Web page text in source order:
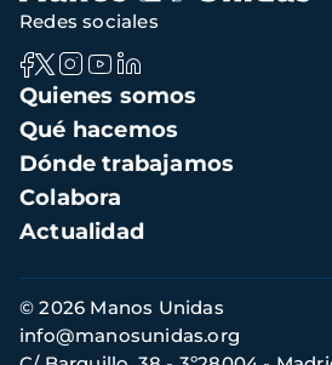
Navegación
principal
Quienes somos
Qué hacemos
Dónde trabajamos
Colabora
Actualidad
Redes sociales
Información
de
contacto
© 2026 Manos Unidas
info@manosunidas.org